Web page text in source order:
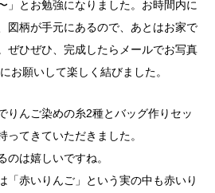
」とお勉強になりました。お時間内に
図柄が手元にあるので、あとはお家で
ぜひぜひ、完成したらメールでお写真
お願いして楽しく結びました。
りんご染めの糸2種とバッグ作りセッ
ってきていただきました。
のは嬉しいですね。
「赤いりんご」という実の中も赤いり